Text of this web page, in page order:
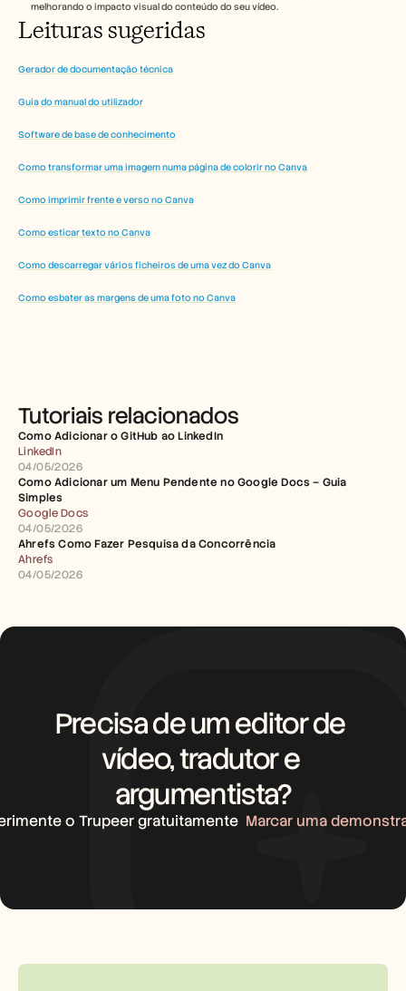
melhorando o impacto visual do conteúdo do seu vídeo.
Leituras sugeridas
Gerador de documentação técnica
Guia do manual do utilizador
Software de base de conhecimento
Como transformar uma imagem numa página de colorir no Canva
Como imprimir frente e verso no Canva
Como esticar texto no Canva
Como descarregar vários ficheiros de uma vez do Canva
Como esbater as margens de uma foto no Canva
Tutoriais relacionados
Como Adicionar o GitHub ao LinkedIn
LinkedIn
04/05/2026
Como Adicionar um Menu Pendente no Google Docs – Guia
Simples
Google Docs
04/05/2026
Ahrefs Como Fazer Pesquisa da Concorrência
Ahrefs
04/05/2026
Precisa de um editor de
vídeo, tradutor e
argumentista?
o Trupeer gratuitamente Marcar uma